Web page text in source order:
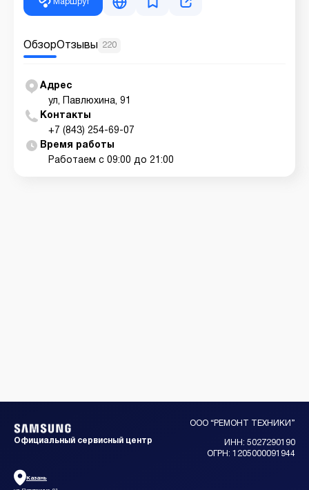
Маршрут
ОбзорОтзывы 220
Адрес
ул, Павлюхина, 91
Контакты
+7 (843) 254-69-07
Время работы
Работаем с 09:00 до 21:00
Официальный сервисный центр
Казань
ООО “РЕМОНТ ТЕХНИКИ”
ИНН: 5027290190
ОГРН: 1205000091944